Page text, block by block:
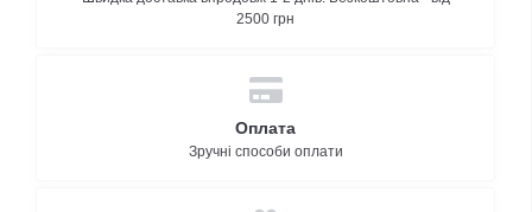
2500 грн
Оплата
Зручні способи оплати